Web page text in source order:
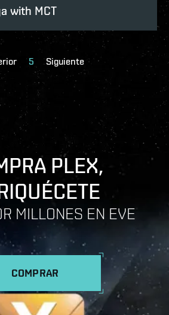
with MCT
5 Siguiente
PLEX,
MILLONES EN EVE
COMPRAR